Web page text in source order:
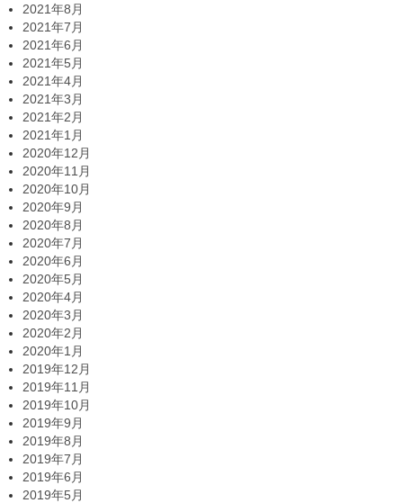
2021年8月
2021年7月
2021年6月
2021年5月
2021年4月
2021年3月
2021年2月
2021年1月
2020年12月
2020年11月
2020年10月
2020年9月
2020年8月
2020年7月
2020年6月
2020年5月
2020年4月
2020年3月
2020年2月
2020年1月
2019年12月
2019年11月
2019年10月
2019年9月
2019年8月
2019年7月
2019年6月
2019年5月